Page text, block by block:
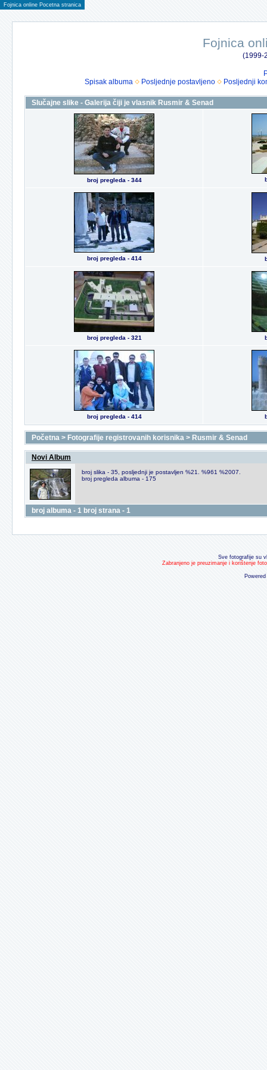
Fojnica online Pocetna stranica
Fojnica
(1999-
Spisak albuma
Posljednje postavljeno Posljednji
Slučajne slike - Galerija čiji je vlasnik Rusmir & Senad
broj pregleda - 344
broj pregleda - 414
broj pregleda - 321
broj pregleda - 414
Početna > Fotografije registrovanih korisnika > Rusmir & Senad
Novi Album
broj slika - 35, posljednji je postavljen %21. %961 %2007.
broj pregleda albuma - 175
broj albuma - 1 broj strana - 1
Sve fotografije su
Zabranjeno je preuzimanje i korištenje